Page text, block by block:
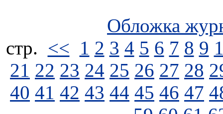
Обложка
стp. << 1 2 3 4 5 6 7 8 9
21 22 23 24 25 26 27 28
40 41 42 43 44 45 46 47